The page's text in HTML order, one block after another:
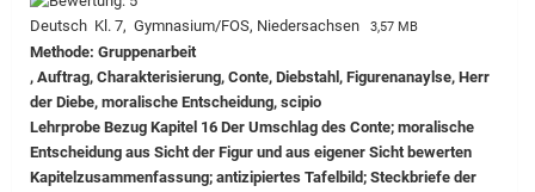
Deutsch Kl. 7, Gymnasium/FOS, Niedersachsen 3,57 MB
Methode: Gruppenarbeit
, Auftrag, Charakterisierung, Conte, Diebstahl, Figurenanaylse, Herr
der Diebe, moralische Entscheidung, scipio
Lehrprobe Bezug Kapitel 16 Der Umschlag des Conte; moralische
Entscheidung aus Sicht der Figur und aus eigener Sicht bewerten
Kapitelzusammenfassung; antizipiertes Tafelbild; Steckbriefe der